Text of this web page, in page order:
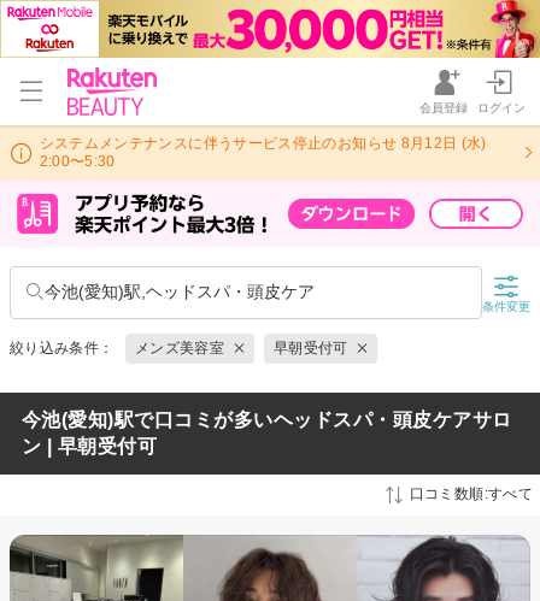
会員登録 ログイン
システムメンテナンスに伴うサービス停止のお知らせ 8月12日 (水)
2:00〜5:30
今池(愛知)駅,ヘッドスパ・頭皮ケア
条件変更
絞り込み条件： メンズ美容室 早朝受付可
今池(愛知)駅で口コミが多いヘッドスパ・頭皮ケアサロ
ン | 早朝受付可
口コミ数順:すべて